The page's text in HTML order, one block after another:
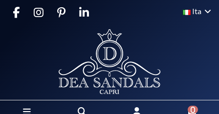
Ita
0